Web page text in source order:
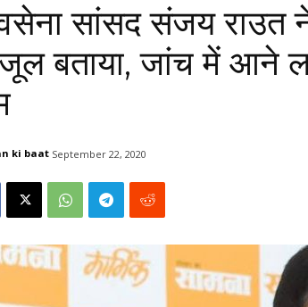
सांसद संजय राउत
बताया, जांच में आने
ki baat September 22, 2020